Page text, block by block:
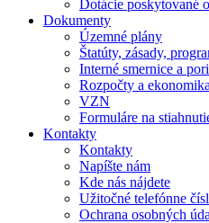
Dotácie poskytované
Dokumenty
Územné plány
Štatúty, zásady,
Interné smernice a
Rozpočty a ekonomika
VZN
Formuláre na
Kontakty
Kontakty
Napíšte nám
Kde nás nájdete
Užitočné telefónne
Ochrana osobných